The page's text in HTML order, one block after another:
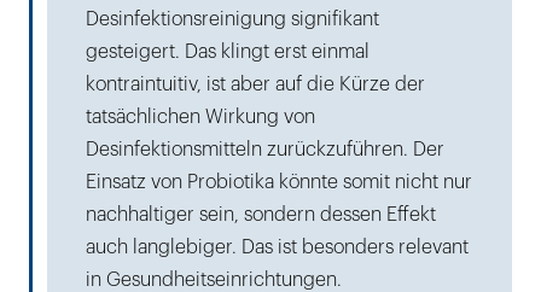
Desinfektionsreinigung signifikant
gesteigert. Das klingt erst einmal
kontraintuitiv, ist aber auf die Kürze der
tatsächlichen Wirkung von
Desinfektionsmitteln zurückzuführen. Der
Einsatz von Probiotika könnte somit nicht nur
nachhaltiger sein, sondern dessen Effekt
auch langlebiger. Das ist besonders relevant
in Gesundheitseinrichtungen.